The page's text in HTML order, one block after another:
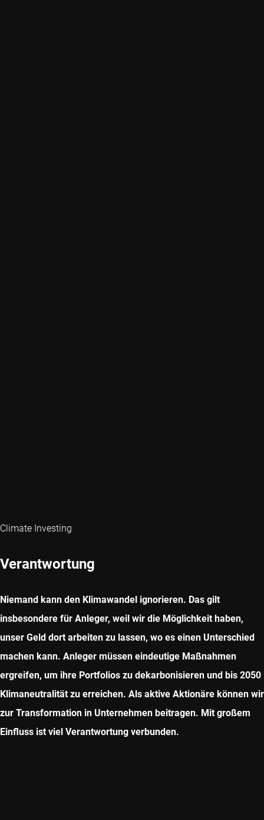
Climate Investing
Verantwortung
Niemand kann den Klimawandel ignorieren. Das gilt
insbesondere für Anleger, weil wir die Möglichkeit haben,
unser Geld dort arbeiten zu lassen, wo es einen Unterschied
machen kann. Anleger müssen eindeutige Maßnahmen
ergreifen, um ihre Portfolios zu dekarbonisieren und bis 2050
Klimaneutralität zu erreichen. Als aktive Aktionäre können wir
zur Transformation in Unternehmen beitragen. Mit großem
Einfluss ist viel Verantwortung verbunden.